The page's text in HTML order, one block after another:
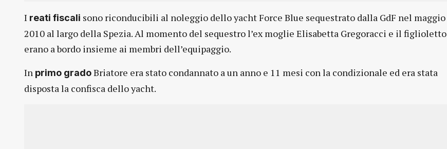
I reati fiscali sono riconducibili al noleggio dello yacht Force Blue sequestrato dalla GdF nel maggio
2010 al largo della Spezia. Al momento del sequestro l’ex moglie Elisabetta Gregoracci e il figlioletto
erano a bordo insieme ai membri dell’equipaggio.
In primo gradoBriatore era stato condannato a un anno e 11 mesi con la condizionale ed era stata
disposta la confisca dello yacht.